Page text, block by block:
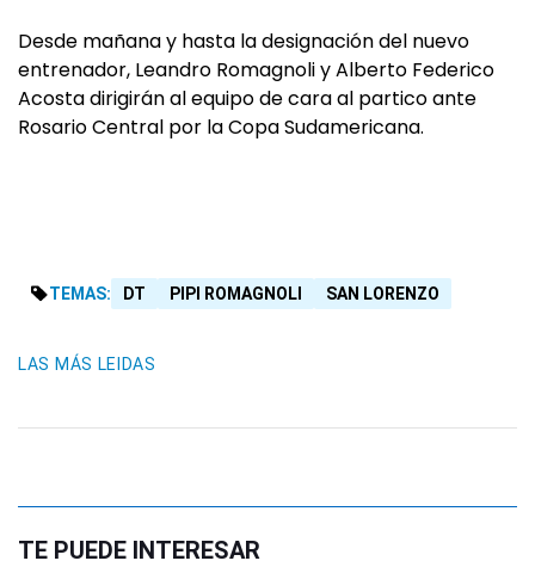
Desde mañana y hasta la designación del nuevo
entrenador, Leandro Romagnoli y Alberto Federico
Acosta dirigirán al equipo de cara al partico ante
Rosario Central por la Copa Sudamericana.
TEMAS: DT PIPI ROMAGNOLI SAN LORENZO
LAS MÁS LEIDAS
TE PUEDE INTERESAR